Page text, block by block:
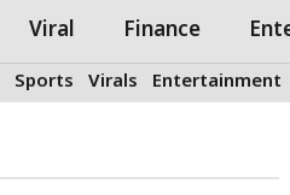
Viral Finance
Sports Virals Entertainment